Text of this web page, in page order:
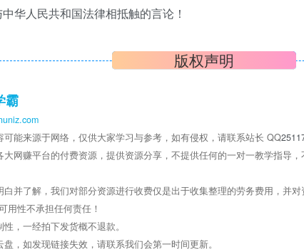
华人民共和国法律相抵触的言论！
版权声明
霸
可能来源于网络，仅供大家学习与参考，如有侵权，请联系站长 QQ
大网赚平台的付费资源，提供资源分享，不提供任何的一对一教学指导
白并了解，我们对部分资源进行收费仅是出于收集整理的劳务费用，并
用性不承担任何责任！
，一经拍下发货概不退款。
，如发现链接失效，请联系我们会第一时间更新。